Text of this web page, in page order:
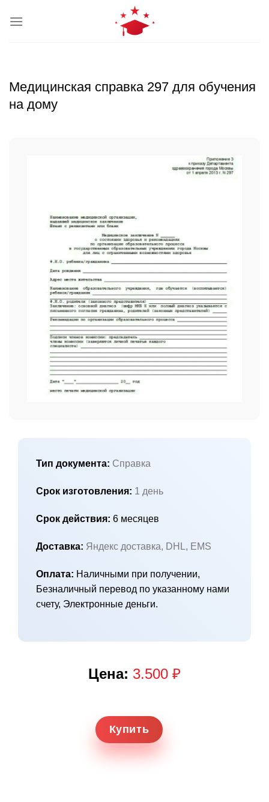
Медицинская справка 297 для обучения
на дому
Тип документа: Справка
Срок изготовления: 1 день
Срок действия: 6 месяцев
Доставка: Яндекс доставка, DHL, EMS
Оплата: Наличными при получении,
Безналичный перевод по указанному нами
счету, Электронные деньги.
Цена: 3.500 ₽
Купить